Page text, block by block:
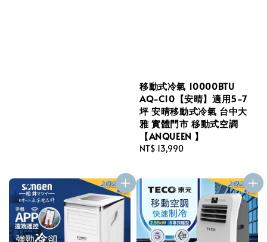
移動式冷氣 10000BTU
AQ-C10【安晴】適用5-7
坪 安晴移動式冷氣 台中大
雅 實體門市 移動式空調
【ANQUEEN 】
Regular
NT$ 13,990